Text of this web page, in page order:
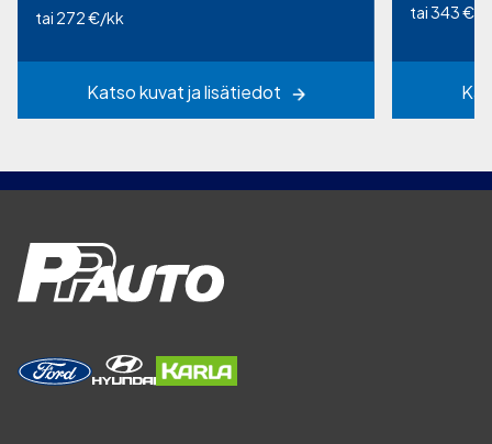
tai 272 €/kk
Katso kuvat ja lisätiedot
tai 343 €/